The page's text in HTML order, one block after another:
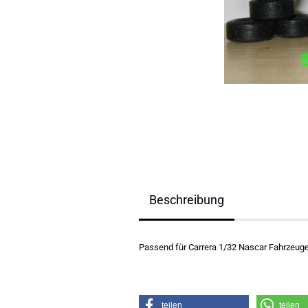
Beschreibung
Passend für Carrera 1/32 Nascar
teilen teilen